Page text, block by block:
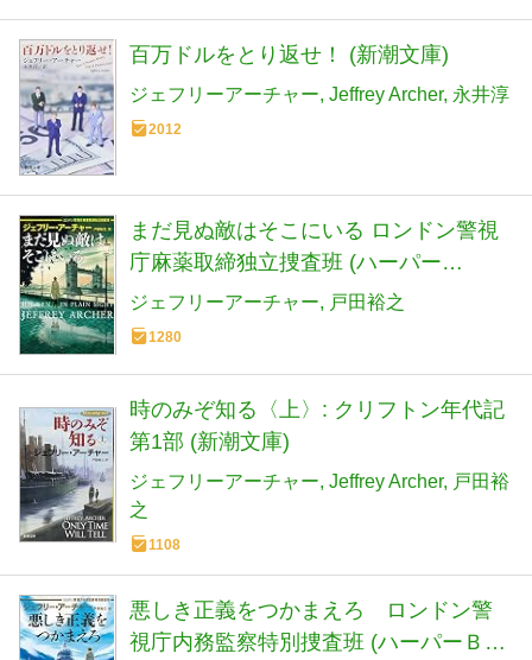
百万ドルをとり返せ！ (新潮文庫)
ジェフリーアーチャー Jeffrey Archer 永井淳
2012
まだ見ぬ敵はそこにいる ロンドン警視
庁麻薬取締独立捜査班 (ハーパー
BOOKS)
ジェフリーアーチャー 戸田裕之
1280
時のみぞ知る〈上〉: クリフトン年代記
第1部 (新潮文庫)
ジェフリーアーチャー Jeffrey Archer
戸田裕
之
1108
悪しき正義をつかまえろ ロンドン警
視庁内務監察特別捜査班 (ハーパーＢＯ